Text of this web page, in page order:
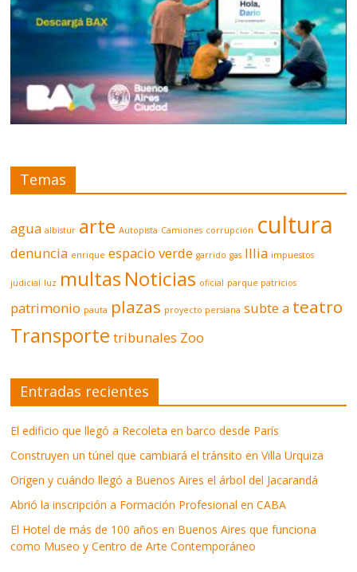
Temas
agua albistur arte Autopista Camiones corrupción cultura
denuncia enrique espacio verde garrido gas Illia impuestos
judicial luz multas Noticias oficial parque patricios
patrimonio pauta plazas proyecto persiana subte a teatro
Transporte tribunales Zoo
Entradas recientes
El edificio que llegó a Recoleta en barco desde París
Construyen un túnel que cambiará el tránsito en Villa Urquiza
Origen y cuándo llegó a Buenos Aires el árbol del Jacarandá
Abrió la inscripción a Formación Profesional en CABA
El Hotel de más de 100 años en Buenos Aires que funciona
como Museo y Centro de Arte Contemporáneo